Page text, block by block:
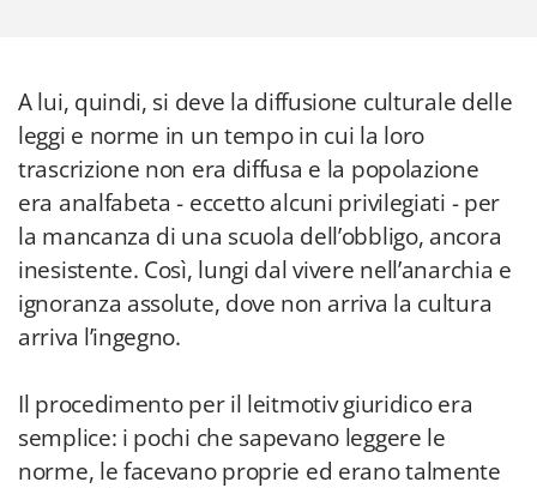
A lui, quindi, si deve la diffusione culturale delle
leggi e norme in un tempo in cui la loro
trascrizione non era diffusa e la popolazione
era analfabeta - eccetto alcuni privilegiati - per
la mancanza di una scuola dell’obbligo, ancora
inesistente. Così, lungi dal vivere nell’anarchia e
ignoranza assolute, dove non arriva la cultura
arriva l’ingegno.
Il procedimento per il leitmotiv giuridico era
semplice: i pochi che sapevano leggere le
norme, le facevano proprie ed erano talmente